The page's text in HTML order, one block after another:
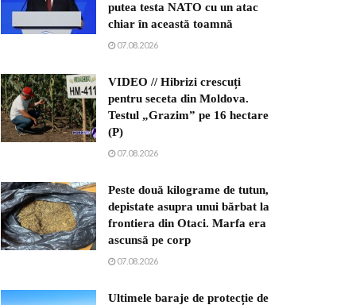
putea testa NATO cu un atac
chiar în această toamnă
07.08.2026
VIDEO // Hibrizi crescuți
pentru seceta din Moldova.
Testul „Grazim” pe 16 hectare
(P)
07.08.2026
Peste două kilograme de tutun,
depistate asupra unui bărbat la
frontiera din Otaci. Marfa era
ascunsă pe corp
07.08.2026
Ultimele baraje de protecție de